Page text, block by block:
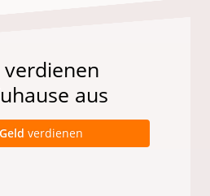
verdienen
aus
Geld verdienen